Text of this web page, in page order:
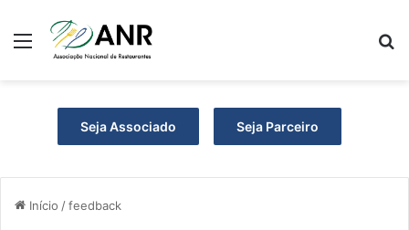
Menu
Seja Associado Seja Parceiro
Início /feedback